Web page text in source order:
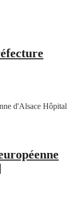
d'Alsace Hôpital